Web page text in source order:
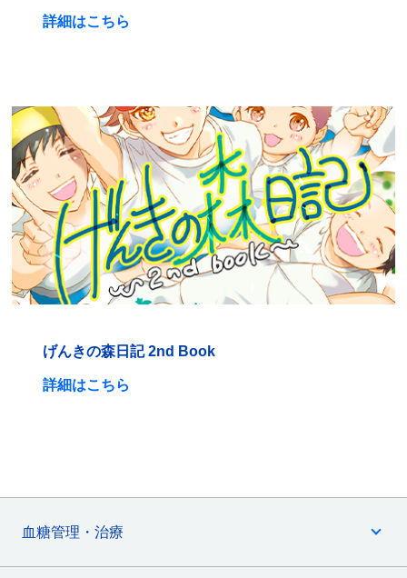
詳細はこちら
げんきの森日記 2nd Book
詳細はこちら
血糖管理・治療